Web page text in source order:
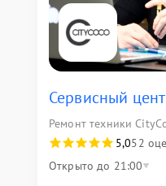
Сервисный
Ремонт техники
5,052
Открыто до 21:00